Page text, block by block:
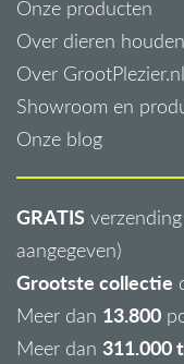
Onze producten
Over dieren houden
Over GrootPlezier.nl
Showroom en
Onze blog
GRATIS
aangegeven)
Grootste collectie
Meer dan 13.800
Meer dan 311.000